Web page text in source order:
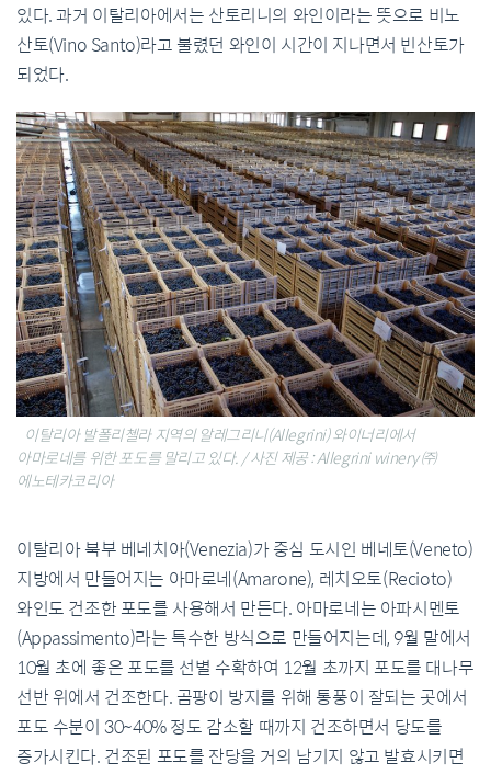
있다. 과거 이탈리아에서는 산토리니의 와인이라는 뜻으로 비노
산토(Vino Santo)라고 불렸던 와인이 시간이 지나면서 빈산토가
되었다.
이탈리아 발폴리첼라 지역의 알레그리니(Allegrini) 와이너리에서
아마로네를 위한 포도를 말리고 있다. / 사진 제공 : Allegrini winery ㈜
에노테카코리아
이탈리아 북부 베네치아(Venezia)가 중심 도시인 베네토(Veneto)
지방에서 만들어지는 아마로네(Amarone), 레치오토(Recioto)
와인도 건조한 포도를 사용해서 만든다. 아마로네는 아파시멘토
(Appassimento)라는 특수한 방식으로 만들어지는데, 9월 말에서
10월 초에 좋은 포도를 선별 수확하여 12월 초까지 포도를 대나무
선반 위에서 건조한다. 곰팡이 방지를 위해 통풍이 잘되는 곳에서
포도 수분이 30~40% 정도 감소할 때까지 건조하면서 당도를
증가시킨다. 건조된 포도를 잔당을 거의 남기지 않고 발효시키면